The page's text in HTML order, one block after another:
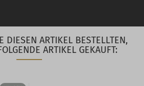
DIESEN ARTIKEL BESTELLTEN,
ARTIKEL GEKAUFT: